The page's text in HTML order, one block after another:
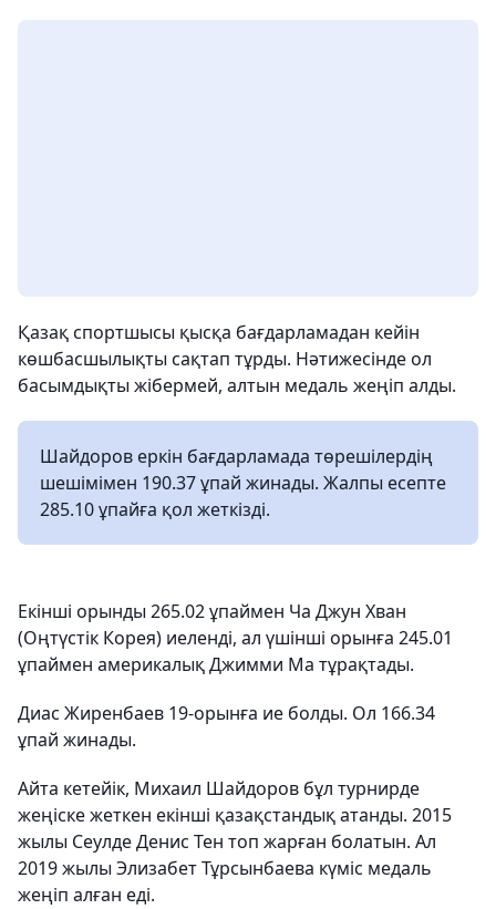
Қазақ спортшысы қысқа бағдарламадан кейін
көшбасшылықты сақтап тұрды. Нәтижесінде ол
басымдықты жібермей, алтын медаль жеңіп алды.
Шайдоров еркін бағдарламада төрешілердің
шешімімен 190.37 ұпай жинады. Жалпы есепте
285.10 ұпайға қол жеткізді.
Екінші орынды 265.02 ұпаймен Ча Джун Хван
(Оңтүстік Корея) иеленді, ал үшінші орынға 245.01
ұпаймен америкалық Джимми Ма тұрақтады.
Диас Жиренбаев 19-орынға ие болды. Ол 166.34
ұпай жинады.
Айта кетейік, Михаил Шайдоров бұл турнирде
жеңіске жеткен екінші қазақстандық атанды. 2015
жылы Сеулде Денис Тен топ жарған болатын. Ал
2019 жылы Элизабет Тұрсынбаева күміс медаль
жеңіп алған еді.